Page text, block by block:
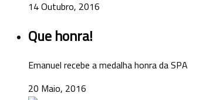
14 Outubro, 2016
Que honra!
Emanuel recebe a medalha honra da SPA
20 Maio, 2016